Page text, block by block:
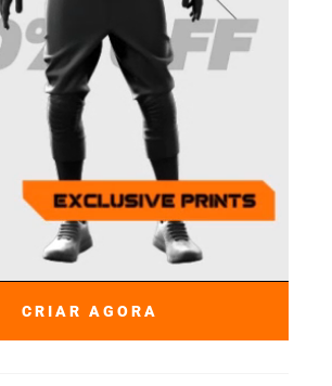
CRIAR AGORA